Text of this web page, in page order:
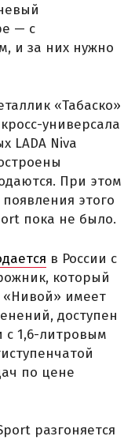
— с
и за них нужно
«Табаско»
универсала
LADA Niva
При этом
этого
пока не было.
в России с
который
«Нивой» имеет
доступен
с 1,6-литровым
по цене
разгоняется